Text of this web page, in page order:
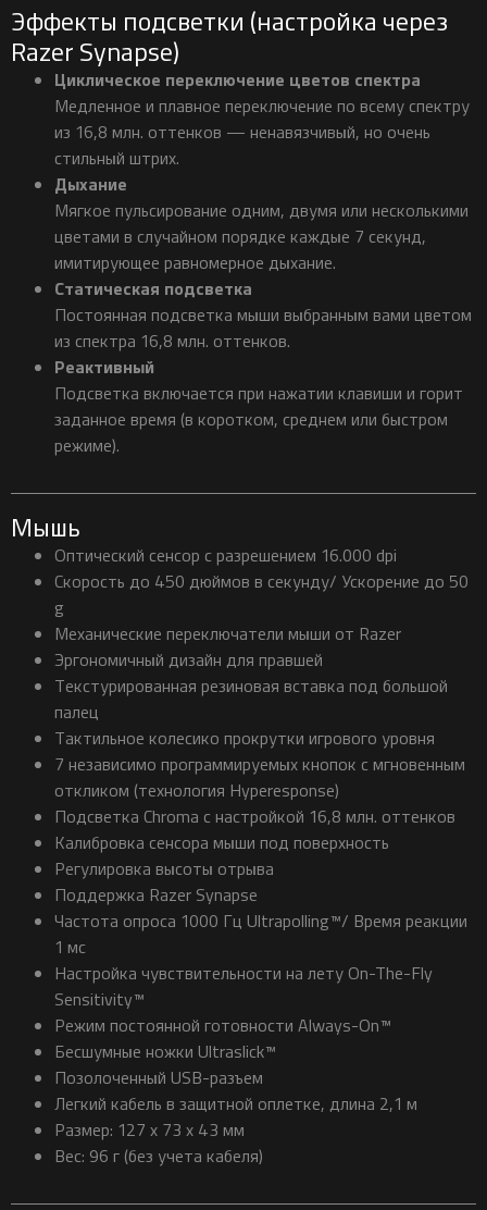
Эффекты подсветки (настройка через
Razer Synapse)
Циклическое переключение цветов спектра
Медленное и плавное переключение по всему спектру
из 16,8 млн. оттенков — ненавязчивый, но очень
стильный штрих.
Дыхание
Мягкое пульсирование одним, двумя или несколькими
цветами в случайном порядке каждые 7 секунд,
имитирующее равномерное дыхание.
Статическая подсветка
Постоянная подсветка мыши выбранным вами цветом
из спектра 16,8 млн. оттенков.
Реактивный
Подсветка включается при нажатии клавиши и горит
заданное время (в коротком, среднем или быстром
режиме).
Мышь
Оптический сенсор с разрешением 16.000 dpi
Скорость до 450 дюймов в секунду/ Ускорение до 50
g
Механические переключатели мыши от Razer
Эргономичный дизайн для правшей
Текстурированная резиновая вставка под большой
палец
Тактильное колесико прокрутки игрового уровня
7 независимо программируемых кнопок с мгновенным
откликом (технология Hyperesponse)
Подсветка Chroma с настройкой 16,8 млн. оттенков
Калибровка сенсора мыши под поверхность
Регулировка высоты отрыва
Поддержка Razer Synapse
Частота опроса 1000 Гц Ultrapolling™/ Время реакции
1 мс
Настройка чувствительности на лету On-The-Fly
Sensitivity™
Режим постоянной готовности Always-On™
Бесшумные ножки Ultraslick™
Позолоченный USB-разъем
Легкий кабель в защитной оплетке, длина 2,1 м
Размер: 127 x 73 x 43 мм
Вес: 96 г (без учета кабеля)